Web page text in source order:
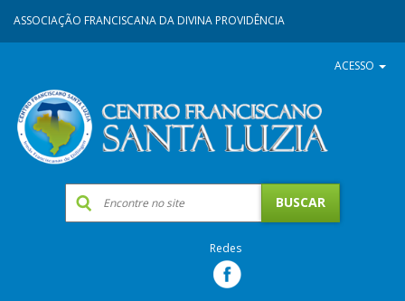
ASSOCIAÇÃO FRANCISCANA DA DIVINA PROVIDÊNCIA
ACESSO
Redes